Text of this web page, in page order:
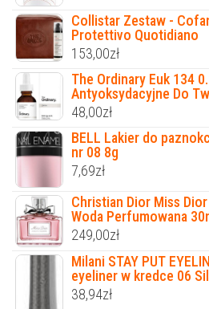
Collistar Zestaw -
Protettivo Quotidiano
153,00zł
The Ordinary Euk 134
Antyoksydacyjne Do
48,00zł
BELL Lakier do
nr 08 8g
7,69zł
Christian Dior Miss
Woda Perfumowana
249,00zł
Milani STAY PUT
eyeliner w kredce 06
38,94zł